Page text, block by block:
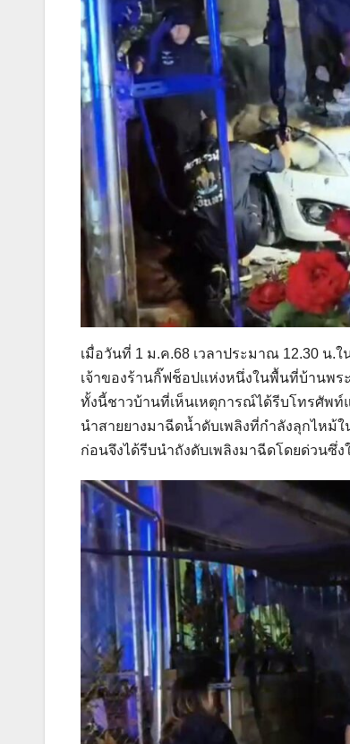
เมื่อวันที่ 1 ม.ค.68 เวลาประมาณ 12.30 น.
เจ้าของร้านกิ๊ฟช็อปแห่งหนึ่งในพื้นที่บ้านพร
ทั้งนี้ชาวบ้านที่เห็นเหตุการณ์ได้รีบโทรศัพท์
นำสายยางมาฉีดน้ำดับเพลิงที่กำลังลุกไหม้
ก่อนจึงได้รีบนำถังดับเพลิงมาฉีดโดยด่วนซึ่